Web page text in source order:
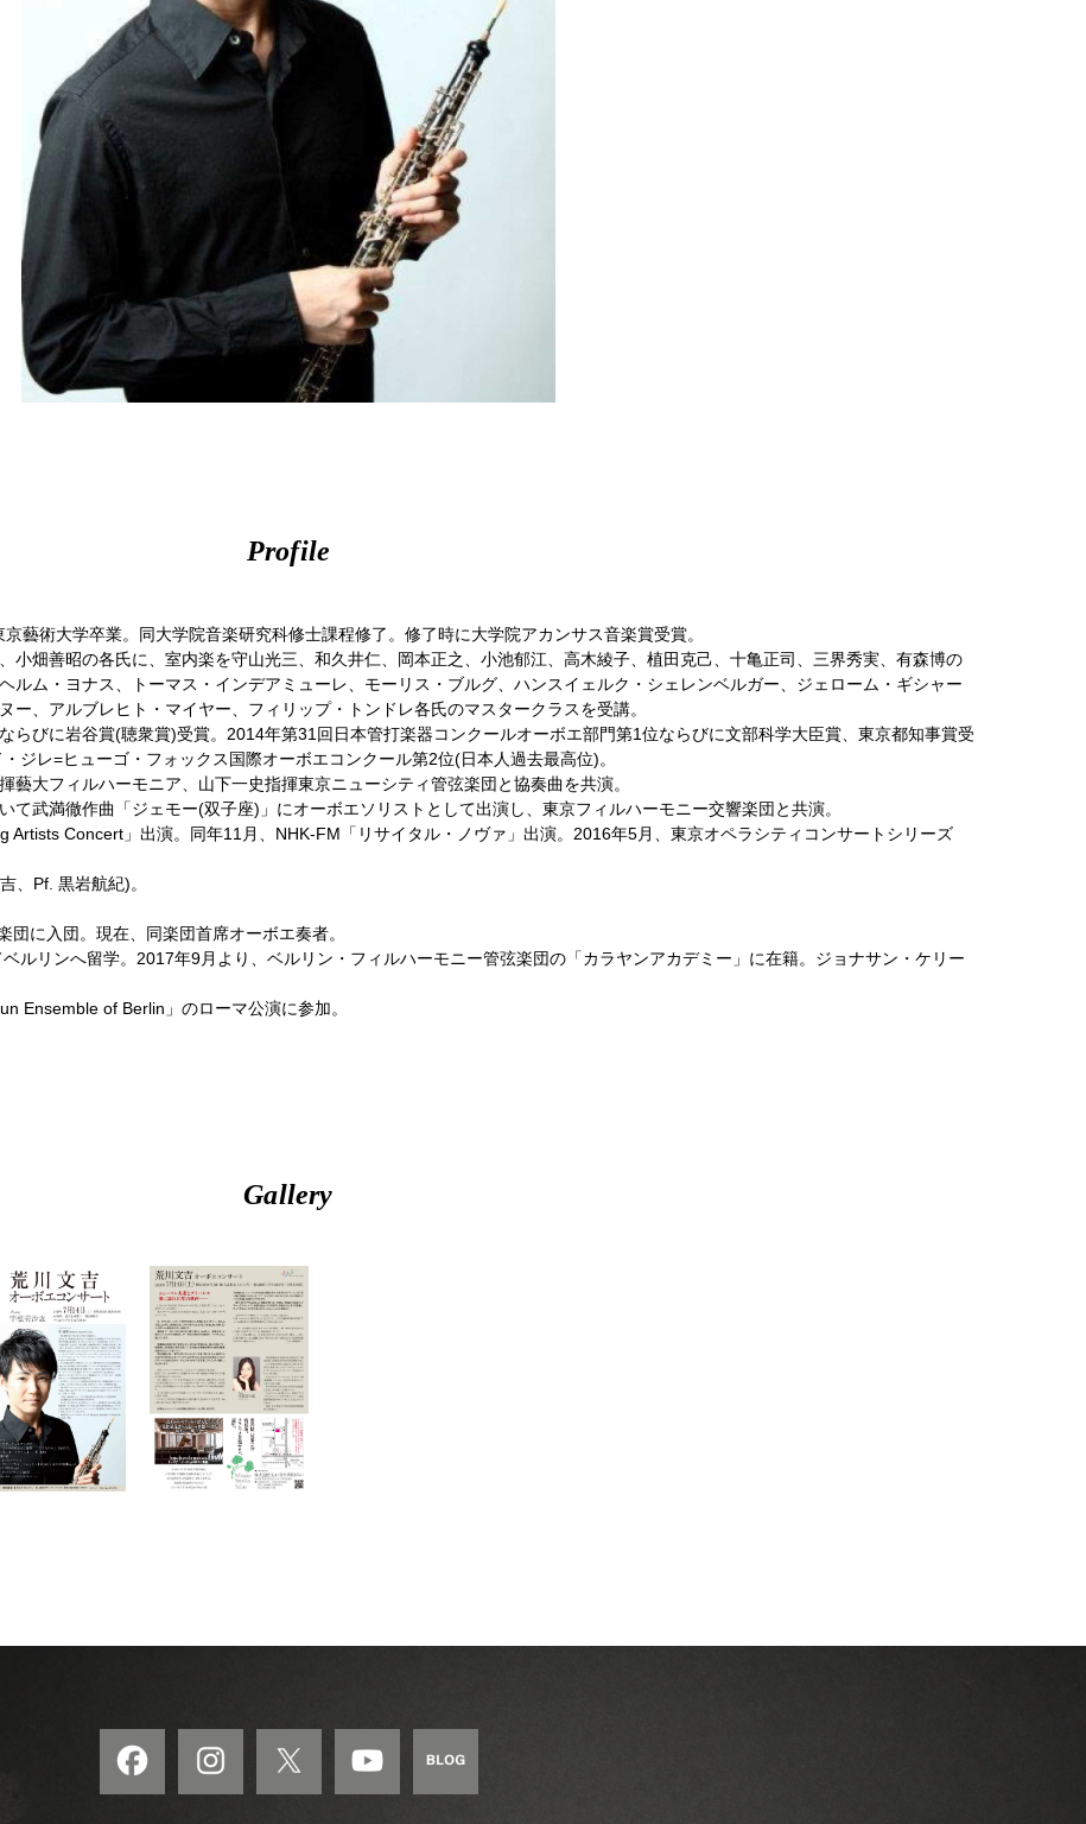
Profile
藝術大学卒業。同大学院音楽研究科修士課程修了。修了時に大学院アカンサス音楽賞受賞。
小畑善昭の各氏に、室内楽を守山光三、和久井仁、岡本正之、小池郁江、高木綾子、植田克己、十亀正司、三界秀実、有森博の
ルム・ヨナス、トーマス・インデアミューレ、モーリス・ブルグ、ハンスイェルク・シェレンベルガー、ジェローム・ギシャー
ー、アルブレヒト・マイヤー、フィリップ・トンドレ各氏のマスタークラスを受講。
らびに岩谷賞(聴衆賞)受賞。2014年第31回日本管打楽器コンクールオーボエ部門第1位ならびに文部科学大臣賞、東京都知事賞受
ジレ=ヒューゴ・フォックス国際オーボエコンクール第2位(日本人過去最高位)。
藝大フィルハーモニア、山下一史指揮東京ニューシティ管弦楽団と協奏曲を共演。
武満徹作曲「ジェモー(双子座)」にオーボエソリストとして出演し、東京フィルハーモニー交響楽団と共演。
Artists Concert」出演。同年11月、NHK-FM「リサイタル・ノヴァ」出演。2016年5月、東京オペラシティコンサートシリーズ
、Pf. 黒岩航紀)。
に入団。現在、同楽団首席オーボエ奏者。
ルリンへ留学。2017年9月より、ベルリン・フィルハーモニー管弦楽団の「カラヤンアカデミー」に在籍。ジョナサン・ケリー
Ensemble of Berlin」のローマ公演に参加。
Gallery